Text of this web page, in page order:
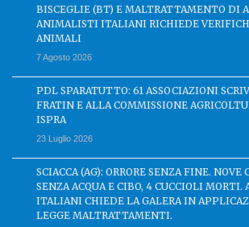
BISCEGLIE (BT) E MALTRATTAMENTO DI
ANIMALISTI ITALIANI RICHIEDE
ANIMALI
7 Agosto 2026
PDL SPARATUTTO: 61 ASSOCIAZIONI
FRATIN E ALLA COMMISSIONE
ISPRA
23 Luglio 2026
SCIACCA (AG): ORRORE SENZA FINE.
SENZA ACQUA E CIBO, 4 CUCCIOLI
ITALIANI CHIEDE LA GALERA IN
LEGGE MALTRATTAMENTI.